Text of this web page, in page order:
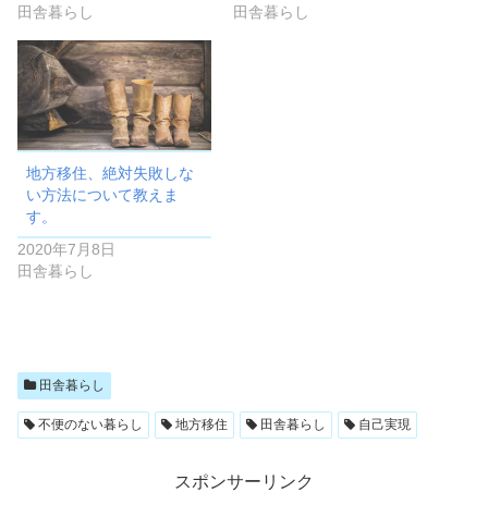
田舎暮らし
田舎暮らし
地方移住、絶対失敗しな
い方法について教えま
す。
2020年7月8日
田舎暮らし
田舎暮らし
不便のない暮らし 地方移住 田舎暮らし 自己実現
スポンサーリンク